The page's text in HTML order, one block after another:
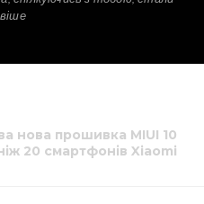
нова прошивка MIUI 10
20 смартфонів Xiaomi